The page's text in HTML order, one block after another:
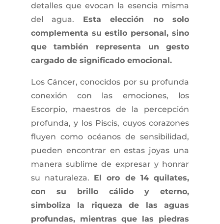
detalles que evocan la esencia misma
del agua. Esta elección no solo
complementa su estilo personal, sino
que también representa un gesto
cargado de significado emocional.
Los Cáncer, conocidos por su profunda
conexión con las emociones, los
Escorpio, maestros de la percepción
profunda, y los Piscis, cuyos corazones
fluyen como océanos de sensibilidad,
pueden encontrar en estas joyas una
manera sublime de expresar y honrar
su naturaleza. El oro de 14 quilates,
con su brillo cálido y eterno,
simboliza la riqueza de las aguas
profundas, mientras que las piedras